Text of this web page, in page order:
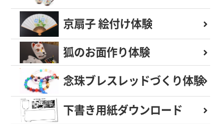
京扇子 絵付け体験
狐のお面作り体験
念珠ブレスレッドづくり体験
下書き用紙ダウンロード